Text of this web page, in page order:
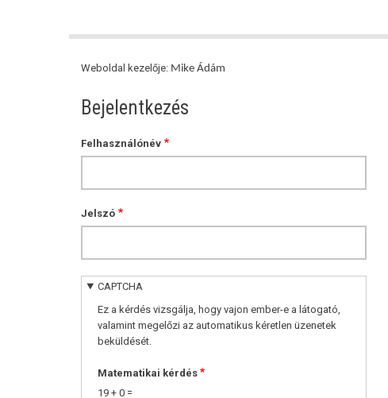
Weboldal kezelője: Mike Ádám
Bejelentkezés
Felhasználónév
Jelszó
CAPTCHA
Ez a kérdés vizsgálja, hogy vajon ember-e a látogató,
valamint megelőzi az automatikus kéretlen üzenetek
beküldését.
Matematikai kérdés
19 + 0 =